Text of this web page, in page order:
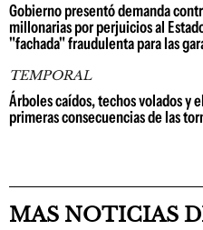
Gobierno presentó demanda
millonarias por perjuicios al
"fachada" fraudulenta para las
TEMPORAL
Árboles caídos, techos volados y
primeras consecuencias de las
MAS NOTICIAS